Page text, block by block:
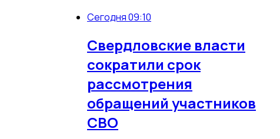
Сегодня 09:10
Свердловские власти
сократили срок
рассмотрения
обращений участников
СВО